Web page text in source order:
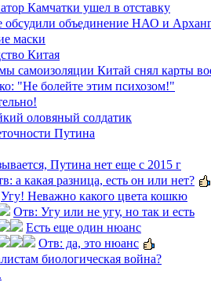
Камчатки ушел в отставку
объединение НАО и
маски
Китая
самоизоляции Китай снял карты
"Не болейте этим психозом!"
оловяный солдатик
Путина
Путина нет еще с 2015 г
а какая разница, есть он или нет?
Угу! Неважно какого цвета кошкю
Отв: Угу или не угу, но так и есть
Есть еще один нюанс
Отв: да, это нюанс
биологическая война?